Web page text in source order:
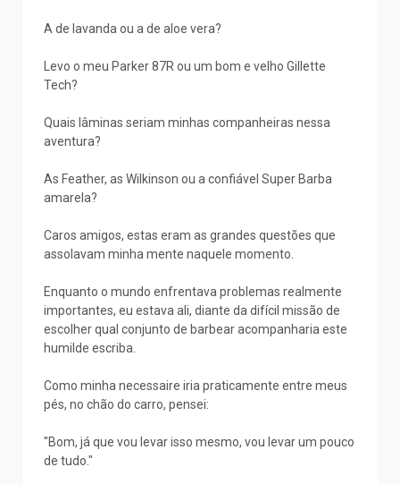
A de lavanda ou a de aloe vera?
Levo o meu Parker 87R ou um bom e velho Gillette
Tech?
Quais lâminas seriam minhas companheiras nessa
aventura?
As Feather, as Wilkinson ou a confiável Super Barba
amarela?
Caros amigos, estas eram as grandes questões que
assolavam minha mente naquele momento.
Enquanto o mundo enfrentava problemas realmente
importantes, eu estava ali, diante da difícil missão de
escolher qual conjunto de barbear acompanharia este
humilde escriba.
Como minha necessaire iria praticamente entre meus
pés, no chão do carro, pensei:
"Bom, já que vou levar isso mesmo, vou levar um pouco
de tudo."